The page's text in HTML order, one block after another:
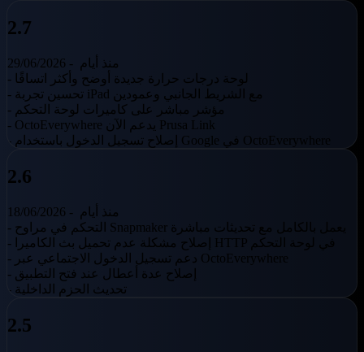
2.7
29/06/2026 - منذ أيام
- لوحة درجات حرارة جديدة أوضح وأكثر اتساقًا
- تحسين تجربة iPad مع الشريط الجانبي وعمودين
- مؤشر مباشر على كاميرات لوحة التحكم
- OctoEverywhere يدعم الآن Prusa Link
- إصلاح تسجيل الدخول باستخدام Google في OctoEverywhere
2.6
18/06/2026 - منذ أيام
- التحكم في مراوح Snapmaker يعمل بالكامل مع تحديثات مباشرة
- إصلاح مشكلة عدم تحميل بث الكاميرا HTTP في لوحة التحكم
- دعم تسجيل الدخول الاجتماعي عبر OctoEverywhere
- إصلاح عدة أعطال عند فتح التطبيق
- تحديث الحزم الداخلية
2.5